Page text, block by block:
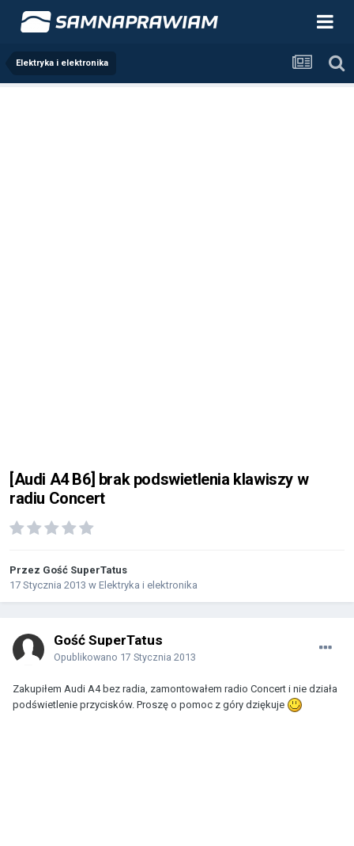
Elektryka i elektronika
[Audi A4 B6] brak podswietlenia klawiszy w
radiu Concert
Przez Gość SuperTatus
17 Stycznia 2013 w Elektryka i elektronika
Gość SuperTatus
Opublikowano 17 Stycznia 2013
Zakupiłem Audi A4 bez radia, zamontowałem radio Concert i nie działa
podświetlenie przycisków. Proszę o pomoc z góry dziękuje